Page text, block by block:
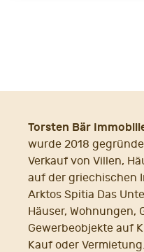
Torsten Bär
wurde 2018
Verkauf von Villen,
auf der griechischen
Arktos Spitia Das
Häuser, Wohnungen,
Gewerbeobjekte auf
Kauf oder